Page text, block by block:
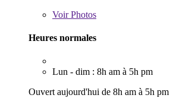
VoirPhotos
Heures normales
Lun - dim : 8h am à 5h pm
Ouvert aujourd'hui de 8h am à 5h pm